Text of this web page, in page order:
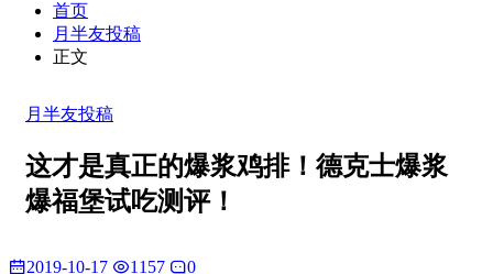
首页
月半友投稿
正文
月半友投稿
这才是真正的爆浆鸡排！德克士爆浆
爆福堡试吃测评！
2019-10-17 1157 0